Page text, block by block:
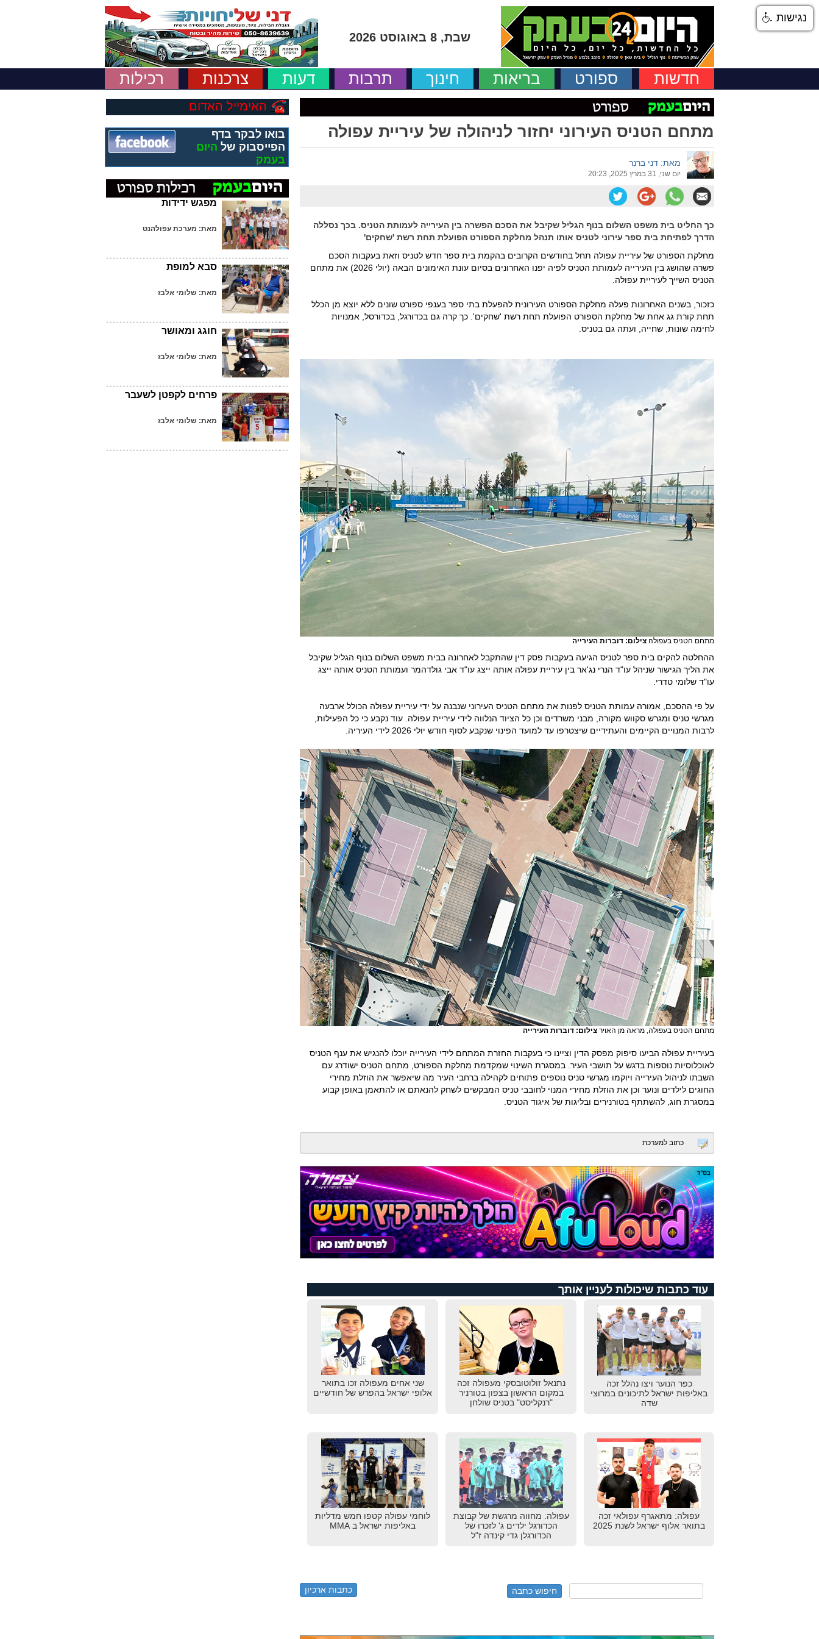
שבת, 8 באוגוסט 2026
חדשות ספורט בריאות חינוך תרבות דעות צרכנות רכילות
מתחם הטניס העירוני יחזור לניהולה של עיריית עפולה
מאת: דני ברנר
יום שני, 31 במרץ 2025, 20:23
כך החליט בית משפט השלום בנוף הגליל שקיבל את הסכם הפשרה בין העירייה לעמותת הטניס. בכך נסללה
הדרך לפתיחת בית ספר עירוני לטניס אותו תנהל מחלקת הספורט הפועלת תחת רשת 'שחקים'
מחלקת הספורט של עיריית עפולה תחל בחודשים הקרובים בהקמת בית ספר חדש לטניס וזאת בעקבות הסכם
פשרה שהושג בין העירייה לעמותת הטניס לפיה יפנו האחרונים בסיום עונת האימונים הבאה (יולי 2026) את מתחם
הטניס השייך לעיריית עפולה.
כזכור, בשנים האחרונות פעלה מחלקת הספורט העירונית להפעלת בתי ספר בענפי ספורט שונים ללא יוצא מן הכלל
תחת קורת גג אחת של מחלקת הספורט הפועלת תחת רשת 'שחקים'. כך קרה גם בכדורגל, בכדורסל, אמנויות
לחימה שונות, שחייה, ועתה גם בטניס.
מתחם הטניס בעפולה צילום: דוברות העירייה
ההחלטה להקים בית ספר לטניס הגיעה בעקבות פסק דין שהתקבל לאחרונה בבית משפט השלום בנוף הגליל שקיבל
את הליך הגישור שניהל עו"ד הנרי נג'אר בין עיריית עפולה אותה ייצג עו"ד אבי גולדהמר ועמותת הטניס אותה ייצג
עו"ד שלומי טדרי.
על פי ההסכם, אמורה עמותת הטניס לפנות את מתחם הטניס העירוני שנבנה על ידי עיריית עפולה הכולל ארבעה
מגרשי טניס ומגרש סקווש מקורה, מבני משרדים וכן כל הציוד הנלווה לידי עיריית עפולה. עוד נקבע כי כל הפעילות,
לרבות המנויים הקיימים והעתידיים שיצטרפו עד למועד הפינוי שנקבע לסוף חודש יולי 2026 לידי העיריה.
מתחם הטניס בעפולה, מראה מן האויר צילום: דוברות העירייה
בעיריית עפולה הביעו סיפוק מפסק הדין וציינו כי בעקבות החזרת המתחם לידי העירייה יוכלו להנגיש את ענף הטניס
לאוכלוסיות נוספות בדגש על תושבי העיר. במסגרת השינוי שמקדמת מחלקת הספורט, מתחם הטניס ישודרג עם
השבתו לניהול העירייה ויוקמו מגרשי טניס נוספים פתוחים לקהילה ברחבי העיר מה שיאפשר את הוזלת מחירי
החוגים לילדים ונוער וכן את הוזלת מחירי המנוי לחובבי טניס המבקשים לשחק להנאתם או להתאמן באופן קבוע
במסגרת חוג, להשתתף בטורנירים ובליגות של איגוד הטניס.
כתוב למערכת
עוד כתבות שיכולות לעניין אותך
כפר הנוער ויצו נהלל זכה
באליפות ישראל לתיכונים במרוצי
שדה
נתנאל זולוטובסקי מעפולה זכה
במקום הראשון בצפון בטורניר
"רנקליסט" בטניס שולחן
שני אחים מעפולה זכו בתואר
אלופי ישראל בהפרש של חודשיים
עפולה: מתאגרף עפולאי זכה
בתואר אלוף ישראל לשנת 2025
עפולה: מחווה מרגשת של קבוצת
הכדורגל ילדים ג' לזכרו של
הכדורגלן גדי קינדה ז"ל
לוחמי עפולה קטפו חמש מדליות
באליפות ישראל ב MMA
כתבות ארכיון
האימייל האדום
בואו לבקר בדף
הפייסבוק של היום
בעמק
מפגש ידידות
מאת: מערכת עפולהנט
סבא למופת
מאת: שלומי אלבז
חוגג ומאושר
מאת: שלומי אלבז
פרחים לקפטן לשעבר
מאת: שלומי אלבז
נגישות